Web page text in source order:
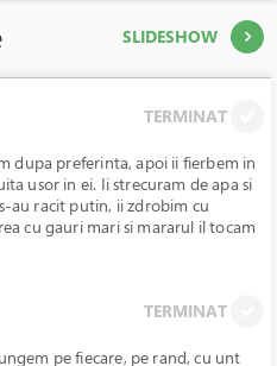
SLIDESHOW
TERMINAT
dupa preferinta, apoi ii fierbem in
usor in ei. Ii strecuram de apa si
au racit putin, ii zdrobim cu
cu gauri mari si mararul il tocam
TERMINAT
pe fiecare, pe rand, cu unt